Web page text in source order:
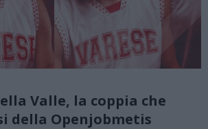
Valle, la coppia che
della Openjobmetis